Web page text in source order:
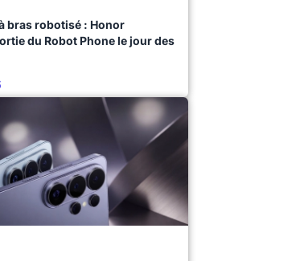
bras robotisé : Honor
du Robot Phone le jour des